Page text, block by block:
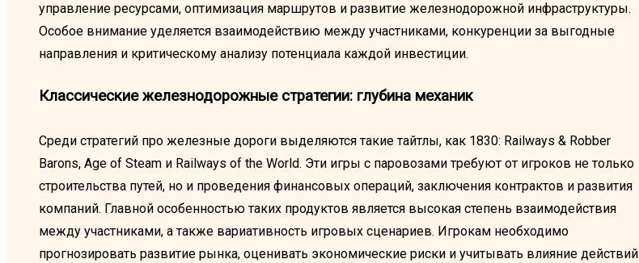
управление ресурсами, оптимизация маршрутов и развитие железнодорожной инфраструктуры.
Особое внимание уделяется взаимодействию между участниками, конкуренции за выгодные
направления и критическому анализу потенциала каждой инвестиции.
Классические железнодорожные стратегии: глубина механик
Среди стратегий про железные дороги выделяются такие тайтлы, как 1830: Railways & Robber
Barons, Age of Steam и Railways of the World. Эти игры с паровозами требуют от игроков не только
строительства путей, но и проведения финансовых операций, заключения контрактов и развития
компаний. Главной особенностью таких продуктов является высокая степень взаимодействия
между участниками, а также вариативность игровых сценариев. Игрокам необходимо
прогнозировать развитие рынка, оценивать экономические риски и учитывать влияние действий